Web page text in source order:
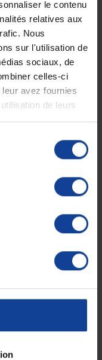
le contenu
relatives aux
Nous
sur l'utilisation de
sociaux, de
celles-ci
avez fournies
de leurs
abdominale
ABDOSTRAP II...
uniquement
€
Ceinture abdominale
uniquement
€